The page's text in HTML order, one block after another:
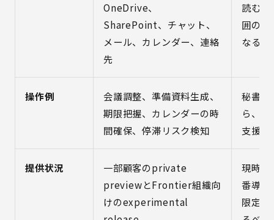
OneDrive、
SharePoint、チャット、
メール、カレンダー、連絡
先
読むた
囲の設
なる
操作例
会議調整、準備資料生成、
期限把握、カレンダーの時
間確保、停滞リスク検知
秘書的
ら、
支援へ
提供状況
一部顧客のprivate
previewとFrontier組織向
けのexperimental
現時点
番導入
限定検